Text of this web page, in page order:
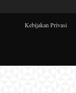
Kebijakan Privasi